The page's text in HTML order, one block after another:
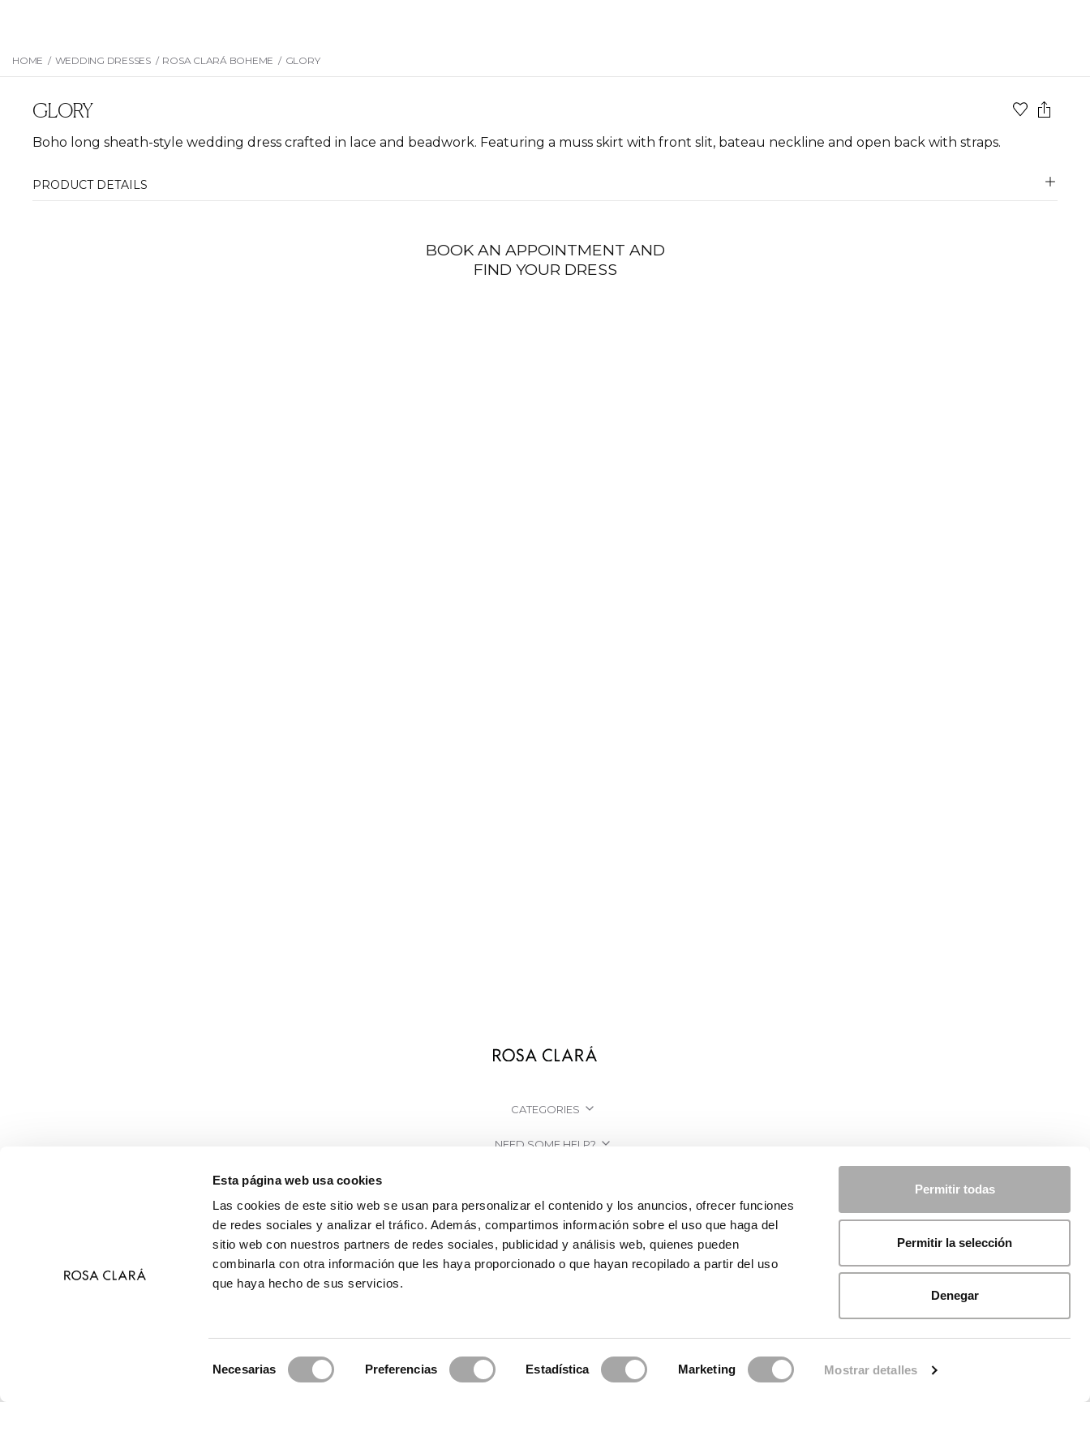
Esta página web usa cookies
Las cookies de este sitio web se usan para personalizar el contenido y los anuncios, ofrecer funciones
de redes sociales y analizar el tráfico. Además, compartimos información sobre el uso que haga del
sitio web con nuestros partners de redes sociales, publicidad y análisis web, quienes pueden
combinarla con otra información que les haya proporcionado o que hayan recopilado a partir del uso
que haya hecho de sus servicios.
Necesarias Preferencias Estadística Marketing Mostrar detalles
Permitir todas
Permitir la selección
Denegar
HOME / WEDDING DRESSES / ROSA CLARÁ BOHEME / GLORY
GLORY
Boho long sheath-style wedding dress crafted in lace and beadwork. Featuring a muss skirt with front slit, bateau neckline and open back with straps.
PRODUCT DETAILS
BOOK AN APPOINTMENT AND
FIND YOUR DRESS
CATEGORIES
NEED SOME HELP?
COMPANY
© 2026 Rosa Clará | Since 1995 Privacy Policy